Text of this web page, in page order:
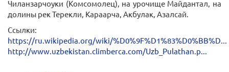
Чиланзарчоуки (Комсомолец), на урочище Майдантал, на
долины рек Терекли, Караарча, Акбулак, Азалсай.
Ссылки:
https://ru.wikipedia.org/wiki/%D0%9F%D1%83%D0%BB%D...
http://www.uzbekistan.climberca.com/Uzb_Pulathan.p...